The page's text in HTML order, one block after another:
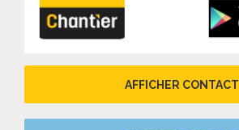
AFFICHER CONTACT